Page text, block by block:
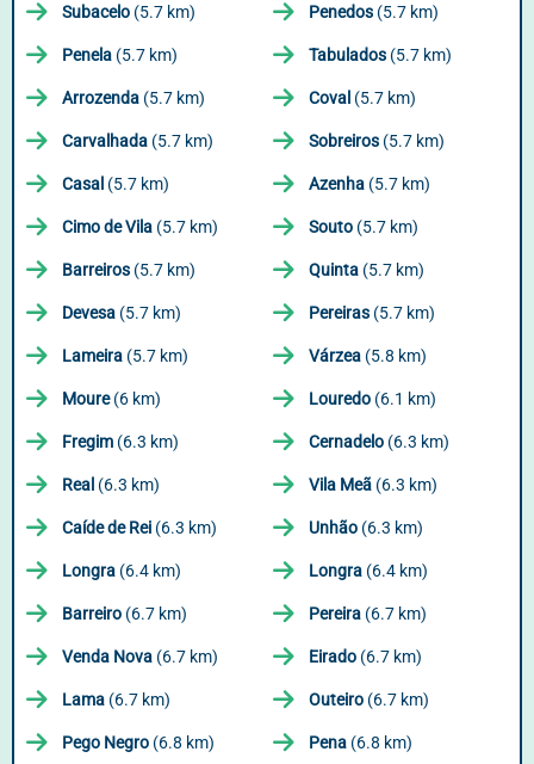
Subacelo (5.7 km) Penedos (5.7 km)
Penela (5.7 km) Tabulados (5.7 km)
Arrozenda (5.7 km) Coval (5.7 km)
Carvalhada (5.7 km) Sobreiros (5.7 km)
Casal (5.7 km) Azenha (5.7 km)
Cimo de Vila (5.7 km) Souto (5.7 km)
Barreiros (5.7 km) Quinta (5.7 km)
Devesa (5.7 km) Pereiras (5.7 km)
Lameira (5.7 km) Várzea (5.8 km)
Moure(6 km) Louredo (6.1 km)
Fregim (6.3 km) Cernadelo (6.3 km)
Real (6.3 km) Vila Meã (6.3 km)
Caíde de Rei (6.3 km) Unhão (6.3 km)
Longra (6.4 km) Longra (6.4 km)
Barreiro (6.7 km) Pereira (6.7 km)
Venda Nova (6.7 km) Eirado (6.7 km)
Lama (6.7 km) Outeiro (6.7 km)
Pego Negro (6.8 km) Pena (6.8 km)